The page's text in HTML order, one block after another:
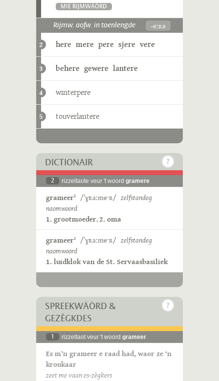
MIE RIJMWÄÖRD
Rijmw. aofw. in toenlengde -eːʀə
2 here mere pere sjere vere
3 behere gewere lantere
4 winterpere
5 touverlantere
DICTIONAIR
2 rizzeltaote veur 't woord gramere
grameer1 /ˈɣʀaːmeˑʀ/ zelfstandeg
naomwoord
1. grootmoeder,2. oma
grameer2 /ˈɣʀaːmeˑʀ/ zelfstandeg
naomwoord
1. luidklok van de St. Servaasbasiliek
SPREEKWÄÖRD &
GEZÈGKDES
1 rizzeltaot veur 't woord grameer
Es m’n grameer e raad had, waor ze ‘n
kroukaar
zeet me vaan es-zègkers